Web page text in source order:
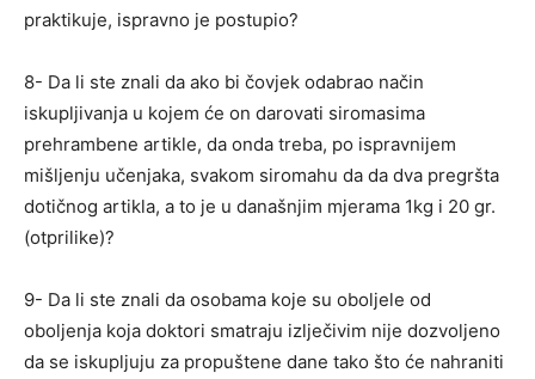
praktikuje, ispravno je postupio?
8- Da li ste znali da ako bi čovjek odabrao način
iskupljivanja u kojem će on darovati siromasima
prehrambene artikle, da onda treba, po ispravnijem
mišljenju učenjaka, svakom siromahu da da dva pregršta
dotičnog artikla, a to je u današnjim mjerama 1kg i 20 gr.
(otprilike)?
9- Da li ste znali da osobama koje su oboljele od
oboljenja koja doktori smatraju izlječivim nije dozvoljeno
da se iskupljuju za propuštene dane tako što će nahraniti